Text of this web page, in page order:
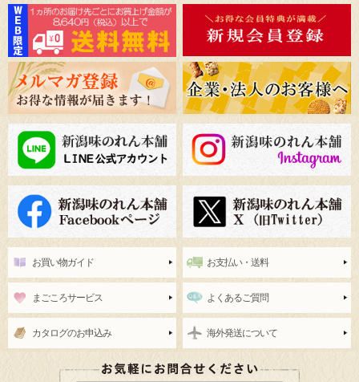
お買い物ガイド お支払い・送料
まごころサービス よくあるご質問
カタログのお申込み 海外発送について